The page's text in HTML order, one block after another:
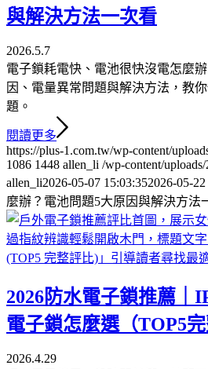
與解決方法一次看
2026.5.7
電子鎖耗電快、電池很快沒電怎麼
因、電量異常問題與解決方法，教
題。
閱讀更多
https://plus-1.com.tw/wp-content/
1086 1448 allen_li /wp-content/
allen_li2026-05-07 15:03:352026-05-
麼辦？電池問題5大原因與解決方法
2026防水電子鎖推薦｜
電子鎖怎麼選（TOP5完
2026.4.29